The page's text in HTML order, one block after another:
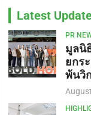
Latest
PR
มูลนิ
ยกร
พ้นวิ